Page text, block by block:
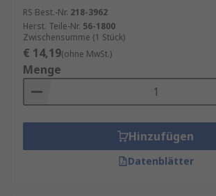
RS Best.-Nr. 218-3962
Herst. Teile-Nr. 56-1800
Zwischensumme (1 Stück)
€ 14,19(ohne MwSt.)
Menge
Hinzufügen
Datenblätter